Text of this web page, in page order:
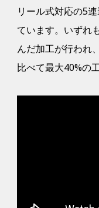
リール式対応の5
ています。いずれ
んだ加工が行われ
比べて最大40%の